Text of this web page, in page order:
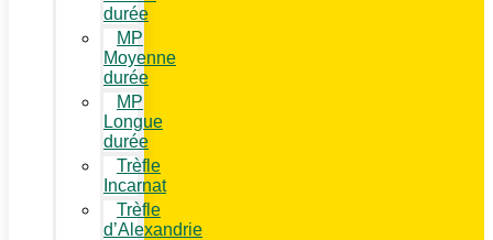
durée
MP
Moyenne
durée
MP
Longue
durée
Trèfle
Incarnat
Trèfle
d’Alexandrie